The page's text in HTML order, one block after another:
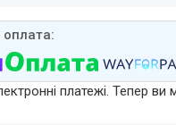
платежі. Тепер